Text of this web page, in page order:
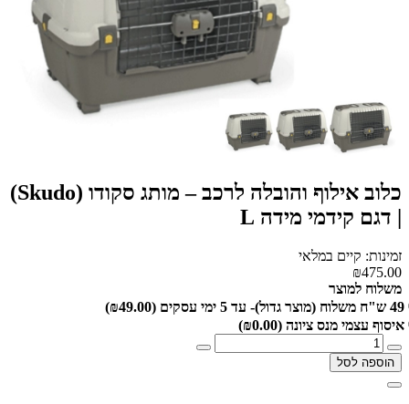
כלוב אילוף והובלה לרכב – מותג סקודו (Skudo)
| דגם קידמי מידה L
זמינות: קיים במלאי
₪475.00
משלוח למוצר
49 ש"ח משלוח (מוצר גדול)- עד 5 ימי עסקים
(₪49.00)
איסוף עצמי מנס ציונה (₪0.00)
הוספה לסל